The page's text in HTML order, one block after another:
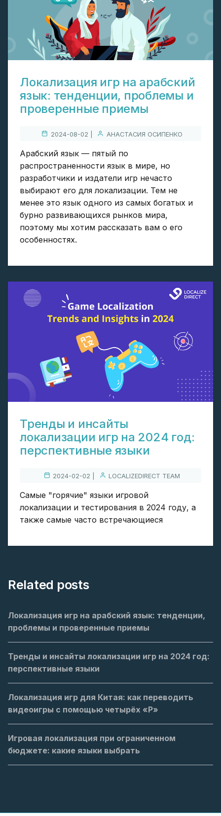
Локализация игр на арабский
язык: тенденции, проблемы и
проверенные приемы
2024-08-02 | АНАСТАСИЯ ОСИПЕНКО
Арабский язык — пятый по
распространенности язык в мире, но
разработчики и издатели игр нечасто
выбирают его для локализации. Тем не
менее это язык одного из самых богатых и
бурно развивающихся рынков мира,
поэтому мы хотим рассказать вам о его
особенностях.
Тренды и инсайты
локализации игр на 2024 год:
перспективные языки
2024-02-02 | LOCALIZEDIRECT TEAM
Самые "горячие" языки игровой
локализации и тестирования в 2024 году, а
также самые часто встречающиеся
Related posts
Локализация игр на арабский язык: тенденции,
проблемы и проверенные приемы
Тренды и инсайты локализации игр на 2024 год:
перспективные языки
Локализация игр для Китая: как переводить
видеоигры с помощью четырёх «Р»
Игровая локализация при ограниченном
бюджете: какие языки выбрать